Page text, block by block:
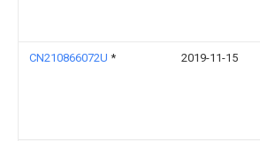
CN210866072U * 2019-11-15